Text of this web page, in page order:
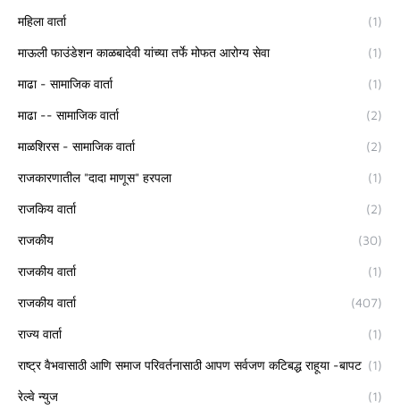
महिला वार्ता (1)
माऊली फाउंडेशन काळबादेवी यांच्या तर्फे मोफत आरोग्य सेवा (1)
माढा - सामाजिक वार्ता (1)
माढा -- सामाजिक वार्ता (2)
माळशिरस - सामाजिक वार्ता (2)
राजकारणातील "दादा माणूस" हरपला (1)
राजकिय वार्ता (2)
राजकीय (30)
राजकीय वार्ता (1)
राजकीय वार्ता (407)
राज्य वार्ता (1)
राष्ट्र वैभवासाठी आणि समाज परिवर्तनासाठी आपण सर्वजण कटिबद्ध राहूया -बापट (1)
रेल्वे न्युज (1)